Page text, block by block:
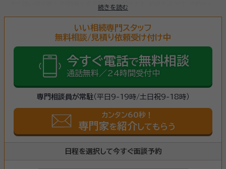
続きを読む
きに強い司法書士/行政書士をお探しいただけます。
財産が基礎控除額を超えていた場合）など多岐に渡るため、相続手続きに強い
まずは相談しましょう。
いい相続専門スタッフ
無料相談/見積り依頼受け付け中
今すぐ電話で無料相談
通話無料／24時間受付中
専門相談員が常駐（平日9-19時/土日祝9-18時）
カンタン60秒！
専門家を紹介 してもらう
日程を選択して今すぐ面談予約